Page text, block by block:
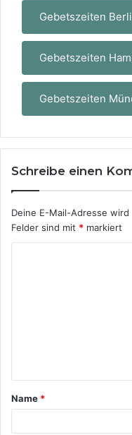
Gebetszeiten
Gebetszeiten
Gebetszeiten
Schreibe einen
Deine E-Mail-Adresse
Felder sind mit * markiert
Name *